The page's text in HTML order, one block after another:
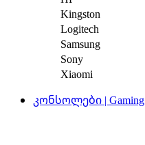
Kingston
Logitech
Samsung
Sony
Xiaomi
კონსოლები | Gaming